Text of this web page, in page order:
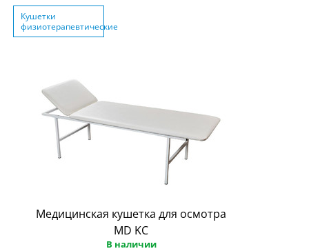
Кушетки
физиотерапевтические
Медицинская кушетка для осмотра
MD KС
В наличии